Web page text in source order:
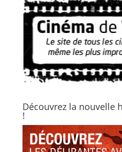
Découvrez la nouvelle
!